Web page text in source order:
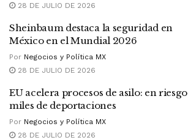
28 DE JULIO DE 2026
Sheinbaum destaca la seguridad en
México en el Mundial 2026
Por Negocios y Política MX
28 DE JULIO DE 2026
EU acelera procesos de asilo: en riesgo
miles de deportaciones
Por Negocios y Política MX
28 DE JULIO DE 2026